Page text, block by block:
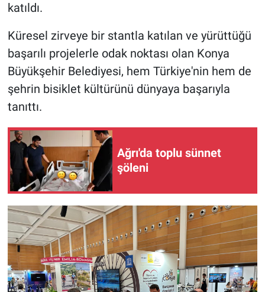
katıldı.
Küresel zirveye bir stantla katılan ve yürüttüğü
başarılı projelerle odak noktası olan Konya
Büyükşehir Belediyesi, hem Türkiye'nin hem de
şehrin bisiklet kültürünü dünyaya başarıyla
tanıttı.
Ağrı'da toplu sünnet
şöleni